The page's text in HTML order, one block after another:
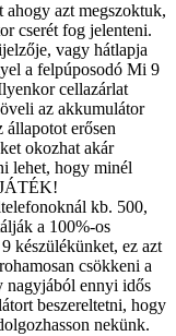
azt megszoktuk,
cserét fog jelenteni.
vagy hátlapja
a felpúposodó Mi 9
cellazárlat
az akkumulátor
állapotot erősen
okozhat akár
lehet, hogy minél
kb. 500,
a 100%-os
készülékünket, ez azt
csökkeni a
nagyjából ennyi idős
beszereltetni, hogy
nekünk.